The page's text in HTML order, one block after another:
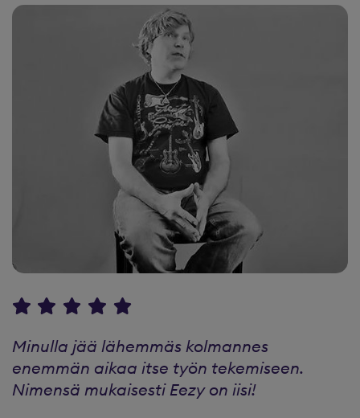
Minulla jää lähemmäs kolmannes
enemmän aikaa itse työn tekemiseen.
Nimensä mukaisesti Eezy on iisi!